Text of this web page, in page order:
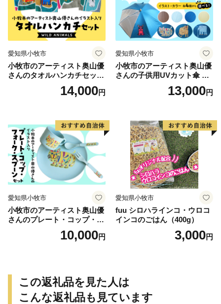
愛知県小牧市
小牧市のアーティスト奥山優
さんのタオルハンカチセット
WILD ANIMALS 小牧市制70
14,000円
愛知県小牧市
小牧市のアーティスト奥山優
さんの子供用UVカット傘 小
牧市制70周年記念13,000円
愛知県小牧市
小牧市のアーティスト奥山優
さんのプレート・コップ・フ
ォーク・スプーン セット 小
牧市制70周年記念10,000円
愛知県小牧市
fuu シロハラインコ・ウロコ
インコのごはん（400g）
3,000円
この返礼品を見た人は
こんな返礼品も見ています